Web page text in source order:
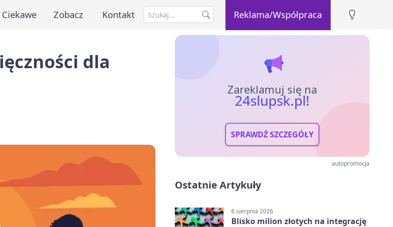
Ciekawe Zobacz Kontakt Reklama/Współpraca
dla
Zareklamuj się na
24slupsk.pl!
SPRAWDŹ SZCZEGÓŁY
autopromocja
Ostatnie Artykuły
6 sierpnia 2026
Blisko milion złotych na integrację